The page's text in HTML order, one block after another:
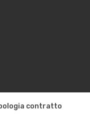
contratto